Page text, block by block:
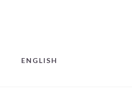
ENGLISH